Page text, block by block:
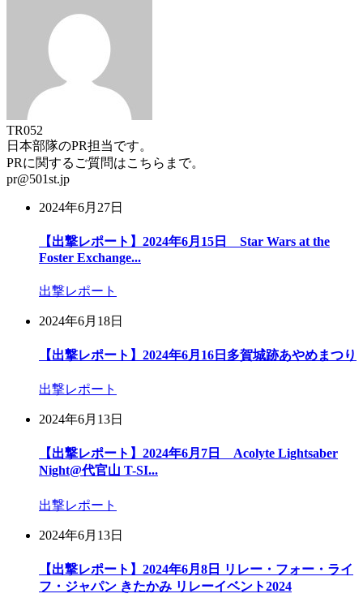
TR052
日本部隊のPR担当です。
PRに関するご質問はこちらまで。
pr@501st.jp
2024年6月27日
【出撃レポート】2024年6月15日 Star Wars at the
Foster Exchange...
出撃レポート
2024年6月18日
【出撃レポート】2024年6月16日多賀城跡あやめまつり
出撃レポート
2024年6月13日
【出撃レポート】2024年6月7日 Acolyte Lightsaber
Night@代官山 T-SI...
出撃レポート
2024年6月13日
【出撃レポート】2024年6月8日 リレー・フォー・ライ
フ・ジャパン きたかみ リレーイベント2024